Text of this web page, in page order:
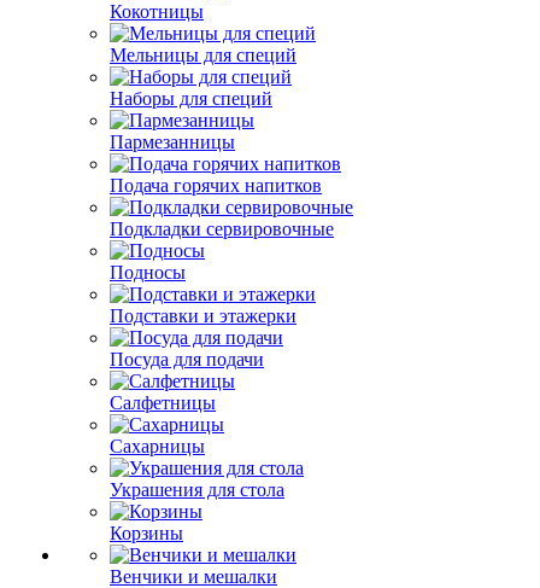
Кокотницы
Мельницы для специй
Наборы для специй
Пармезанницы
Подача горячих напитков
Подкладки сервировочные
Подносы
Подставки и этажерки
Посуда для подачи
Салфетницы
Сахарницы
Украшения для стола
Корзины
Венчики и мешалки